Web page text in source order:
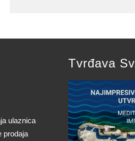
ulaznica
prodaja
Tvrđava